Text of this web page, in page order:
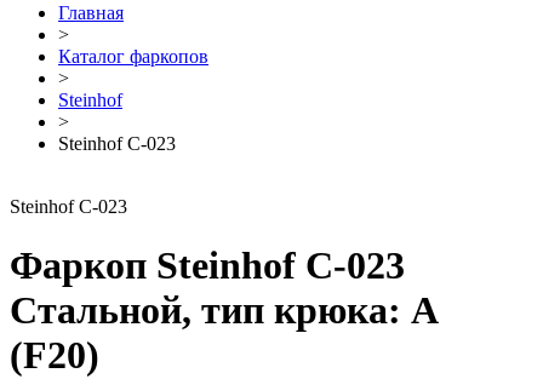
Главная
>
Каталог фаркопов
>
Steinhof
>
Steinhof C-023
Steinhof C-023
Фаркоп Steinhof C-023
Стальной, тип крюка: A
(F20)